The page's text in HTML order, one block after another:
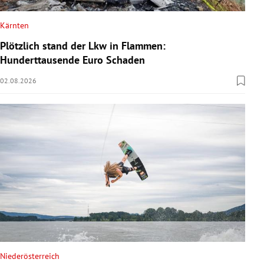
Kärnten
Plötzlich stand der Lkw in Flammen:
Hunderttausende Euro Schaden
02.08.2026
Niederösterreich